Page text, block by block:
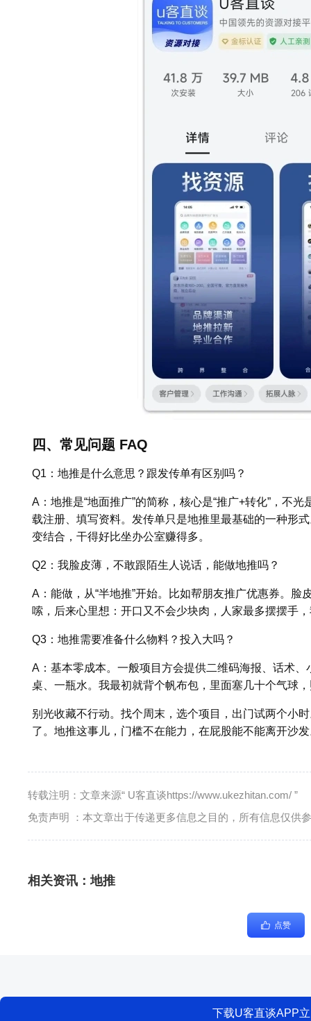
四、常见问题 FAQ
Q1：地推是什么意思？跟发传单有区别吗？
A：地推是“地面推广”的简称，核心是“推广+转化”，不
载注册、填写资料。发传单只是地推里最基础的一种形
变结合，干得好比坐办公室赚得多。
Q2：我脸皮薄，不敢跟陌生人说话，能做地推吗？
A：能做，从“半地推”开始。比如帮朋友推广优惠券。
嗦，后来心里想：开口又不会少块肉，人家最多摆摆手
Q3：地推需要准备什么物料？投入大吗？
A：基本零成本。一般项目方会提供二维码海报、话术
桌、一瓶水。我最初就背个帆布包，里面塞几十个气球
别光收藏不行动。找个周末，选个项目，出门试两个小
了。地推这事儿，门槛不在能力，在屁股能不能离开沙
转载注明：文章来源“ U客直谈https://www.ukezhitan.com/ ”
免责声明 ：本文章出于传递更多信息之目的，所有信息仅供
相关资讯：地推
点赞
下载U客直谈APP